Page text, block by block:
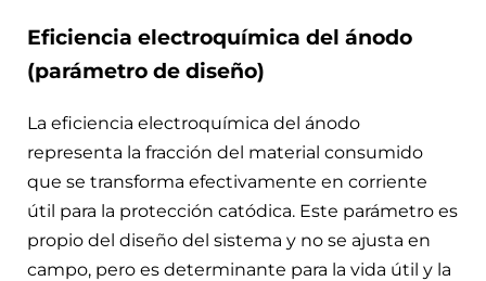
Eficiencia electroquímica del ánodo
(parámetro de diseño)
La eficiencia electroquímica del ánodo
representa la fracción del material consumido
que se transforma efectivamente en corriente
útil para la protección catódica. Este parámetro es
propio del diseño del sistema y no se ajusta en
campo, pero es determinante para la vida útil y la